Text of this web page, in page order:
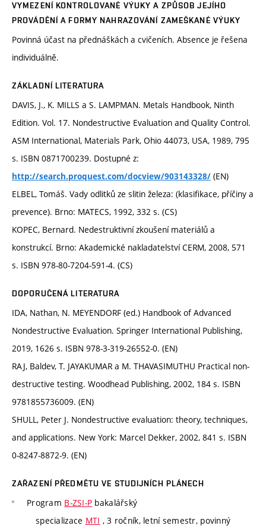
VYMEZENÍ KONTROLOVANÉ VÝUKY A ZPŮSOB JEJÍHO
PROVÁDĚNÍ A FORMY NAHRAZOVÁNÍ ZAMEŠKANÉ VÝUKY
Povinná účast na přednáškách a cvičeních. Absence je řešena
individuálně.
ZÁKLADNÍ LITERATURA
DAVIS, J., K. MILLS a S. LAMPMAN. Metals Handbook, Ninth
Edition. Vol. 17. Nondestructive Evaluation and Quality Control.
ASM International, Materials Park, Ohio 44073, USA, 1989, 795
s. ISBN 0871700239. Dostupné z:
http://search.proquest.com/docview/903143328/ (EN)
ELBEL, Tomáš. Vady odlitků ze slitin železa: (klasifikace, příčiny a
prevence). Brno: MATECS, 1992, 332 s. (CS)
KOPEC, Bernard. Nedestruktivní zkoušení materiálů a
konstrukcí. Brno: Akademické nakladatelství CERM, 2008, 571
s. ISBN 978-80-7204-591-4. (CS)
DOPORUČENÁ LITERATURA
IDA, Nathan, N. MEYENDORF (ed.) Handbook of Advanced
Nondestructive Evaluation. Springer International Publishing,
2019, 1626 s. ISBN 978-3-319-26552-0. (EN)
RAJ, Baldev, T. JAYAKUMAR a M. THAVASIMUTHU Practical non-
destructive testing. Woodhead Publishing, 2002, 184 s. ISBN
9781855736009. (EN)
SHULL, Peter J. Nondestructive evaluation: theory, techniques,
and applications. New York: Marcel Dekker, 2002, 841 s. ISBN
0-8247-8872-9. (EN)
ZAŘAZENÍ PŘEDMĚTU VE STUDIJNÍCH PLÁNECH
Program B-ZSI-P bakalářský
specializace MTI , 3 ročník, letní semestr, povinný